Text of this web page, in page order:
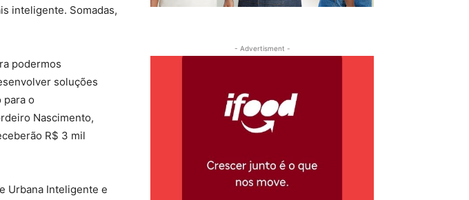
inteligente. Somadas,
podermos
soluções
para o
Nascimento,
R$ 3 mil
Urbana Inteligente e
- Advertisment -